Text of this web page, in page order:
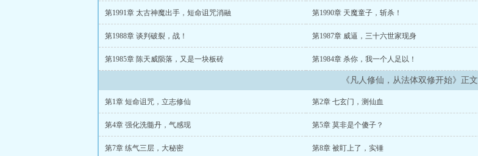
第1991章 太古神魔出手，短命诅咒消融 第1990章 天魔童子，斩杀！
第1988章 谈判破裂，战！ 第1987章 威逼，三十六世家现身
第1985章 陈天威陨落，又是一块板砖 第1984章 杀你，我一个人足以！
《凡人修仙，从法体双修开始》正文
第1章 短命诅咒，立志修仙 第2章 七玄门，测仙血
第4章 强化洗髓丹，气感现 第5章 莫非是个傻子？
第7章 练气三层，大秘密 第8章 被盯上了，实锤